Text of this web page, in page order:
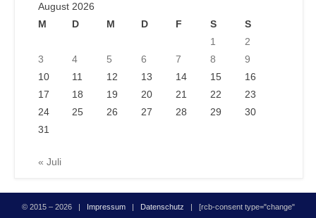
August 2026
M
D M D F S
S
1
2
3
4 5 6 7 8
9
10
11 12 13 14 15
16
17
18 19 20 21 22
23
24
25 26 27 28 29
30
31
« Juli
© 2015 – 2026 | Impressum| Datenschutz | [rcb-consent type="change"